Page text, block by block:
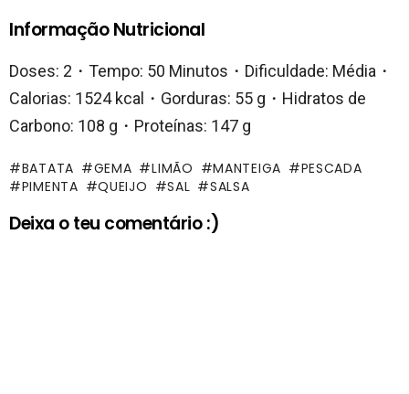
Informação Nutricional
Doses: 2・Tempo: 50 Minutos・Dificuldade: Média・
Calorias: 1524 kcal・Gorduras: 55 g・Hidratos de
Carbono: 108 g・Proteínas: 147 g
BATATA GEMA LIMÃO MANTEIGA
PESCADA
PIMENTA
QUEIJO SAL SALSA
Deixa o teu comentário :)